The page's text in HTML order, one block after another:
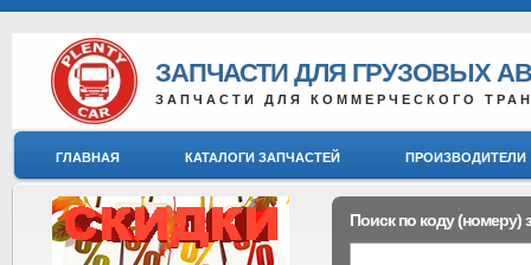
ЗАПЧАСТИ ДЛЯ ГРУЗОВЫХ
ЗАПЧАСТИ ДЛЯ КОММЕРЧЕСКОГО
ГЛАВНАЯ КАТАЛОГИ ЗАПЧАСТЕЙ ПРОИЗВОДИТЕЛИ
Поиск по коду (номеру)